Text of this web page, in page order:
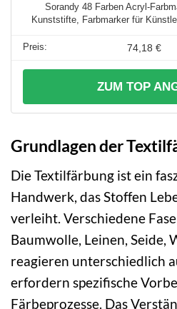
Sorandy 48 Farben Acryl-
Kunststifte, Farbmarker für
74,18 €
ZUM TOP
Grundlagen der
Die Textilfärbung ist ein
Handwerk, das Stoffen
verleiht. Verschiedene
Baumwolle, Leinen, Seide,
reagieren unterschiedlich
erfordern spezifische
Färbeprozesse. Das